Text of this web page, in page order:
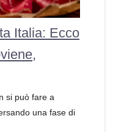
Italia: Ecco
si può fare a
una fase di